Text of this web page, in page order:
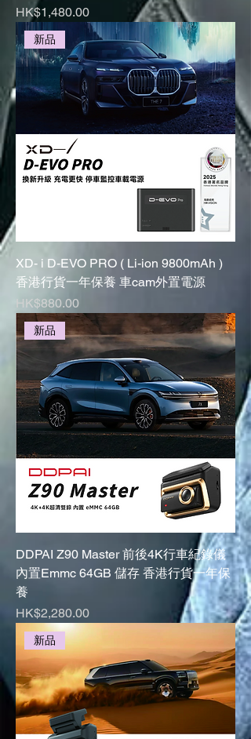
Price
HK$1,480.00
新品
XD- i D-EVO PRO ( Li-ion 9800mAh )
香港行貨一年保養 車cam外置電源
Price
HK$880.00
新品
DDPAI Z90 Master 前後4K行車紀錄儀
內置Emmc 64GB 儲存 香港行貨一年保
養
Price
HK$2,280.00
新品